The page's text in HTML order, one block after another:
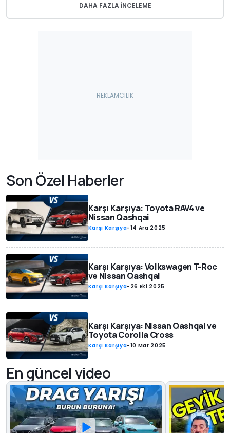
DAHA FAZLA INCELEME
Son Özel Haberler
Karşı Karşıya: Toyota RAV4 ve
Nissan Qashqai
Karşı Karşıya-14 Ara 2025
Karşı Karşıya: Volkswagen T-Roc
ve Nissan Qashqai
Karşı Karşıya- 26 Eki 2025
Karşı Karşıya: Nissan Qashqai ve
Toyota Corolla Cross
Karşı Karşıya-10 Mar 2025
En güncel video